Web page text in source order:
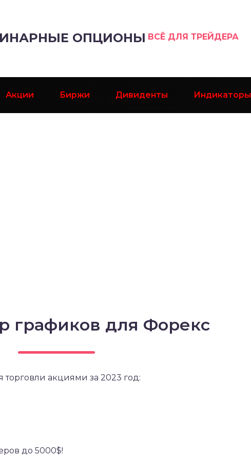
ОПЦИОНЫ ВСЁ ДЛЯ ТРЕЙДЕРА
Акции Биржи Дивиденты Индикаторы
графиков для Форекс
акциями за 2023 год:
до 5000$!